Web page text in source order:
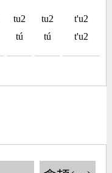
tu2
tú
tu2
tú
t'u2
t'u2